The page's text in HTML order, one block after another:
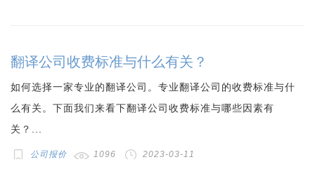
翻译公司收费标准与什么有关？
如何选择一家专业的翻译公司。专业翻译公司的收费标准与什
么有关。下面我们来看下翻译公司收费标准与哪些因素有
关？...
公司报价 1096 2023-03-11